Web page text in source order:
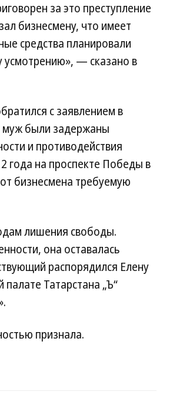
за это преступление
бизнесмену, что имеет
средства планировали
усмотрению», — сказано в
с заявлением в
муж были задержаны
и противодействия
года на проспекте Победы в
бизнесмена требуемую
лишения свободы.
она оставалась
распорядился Елену
Татарстана „Ъ“
признала.